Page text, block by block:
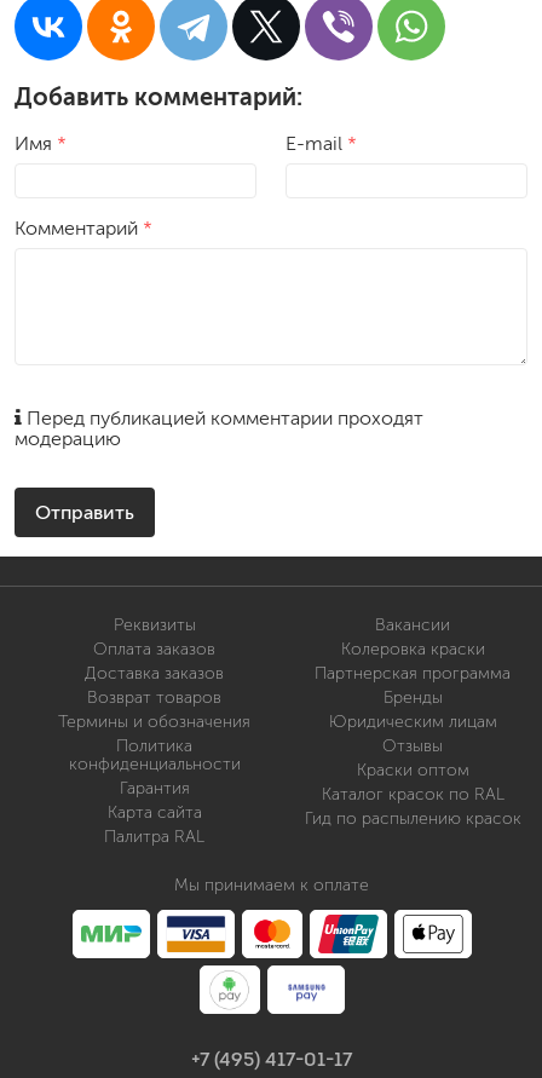
Добавить комментарий:
Имя * E-mail *
Комментарий *
Перед публикацией комментарии проходят
модерацию
Отправить
Реквизиты
Оплата заказов
Доставка заказов
Возврат товаров
Термины и обозначения
Политика
конфиденциальности
Гарантия
Карта сайта
Палитра RAL
Вакансии
Колеровка краски
Партнерская программа
Бренды
Юридическим лицам
Отзывы
Краски оптом
Каталог красок по RAL
Гид по распылению красок
Мы принимаем к оплате
+7 (495) 417-01-17